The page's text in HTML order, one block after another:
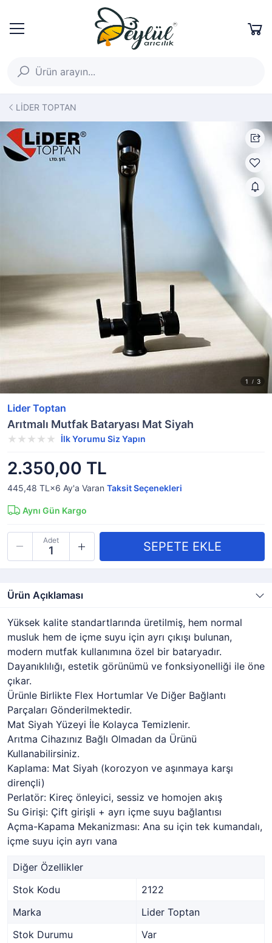
LİDER TOPTAN
Lider Toptan
Arıtmalı Mutfak Bataryası Mat Siyah
İlk Yorumu Siz Yapın
2.350,00 TL
445,48 TL×6 Ay'a Varan Taksit Seçenekleri
Aynı Gün Kargo
Adet
Ürün Açıklaması
Yüksek kalite standartlarında üretilmiş, hem normal
musluk hem de içme suyu için ayrı çıkışı bulunan,
modern mutfak kullanımına özel bir bataryadır.
Dayanıklılığı, estetik görünümü ve fonksiyonelliği ile öne
çıkar.
Ürünle Birlikte Flex Hortumlar Ve Diğer Bağlantı
Parçaları Gönderilmektedir.
Mat Siyah Yüzeyi İle Kolayca Temizlenir.
Arıtma Cihazınız Bağlı Olmadan da Ürünü
Kullanabilirsiniz.
Kaplama: Mat Siyah (korozyon ve aşınmaya karşı
dirençli)
Perlatör: Kireç önleyici, sessiz ve homojen akış
Su Girişi: Çift girişli + ayrı içme suyu bağlantısı
Açma-Kapama Mekanizması: Ana su için tek kumandalı,
içme suyu için ayrı vana
Diğer Özellikler
Stok Kodu
2122
Marka
Lider Toptan
Stok Durumu
Var